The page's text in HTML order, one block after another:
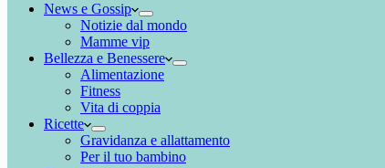
News e Gossip
Notizie dal mondo
Mamme vip
Bellezza e Benessere
Alimentazione
Fitness
Vita di coppia
Ricette
Gravidanza e allattamento
Per il tuo bambino